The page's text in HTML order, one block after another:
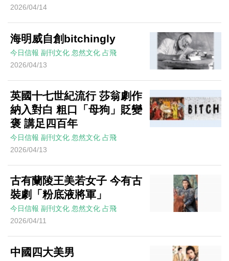
2026/04/14
海明威自創bitchingly
今日信報 副刊文化 忽然文化 占飛
2026/04/13
英國十七世紀流行 莎翁劇作
納入對白 粗口「母狗」貶變
褒 講足四百年
今日信報 副刊文化 忽然文化 占飛
2026/04/13
古有蘭陵王美若女子 今有古
裝劇「粉底液將軍」
今日信報 副刊文化 忽然文化 占飛
2026/04/11
中國四大美男